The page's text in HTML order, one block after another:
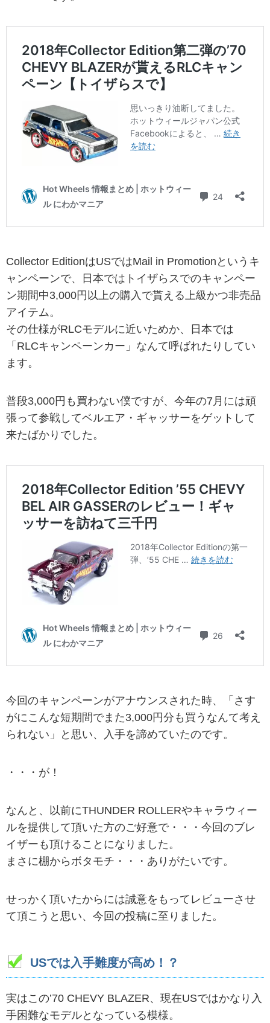
Collector EditionはUSではMail in Promotionというキ
ャンペーンで、日本ではトイザらスでのキャンペー
ン期間中3,000円以上の購入で貰える上級かつ非売品
アイテム。
その仕様がRLCモデルに近いためか、日本では
「RLCキャンペーンカー」なんて呼ばれたりしてい
ます。
普段3,000円も買わない僕ですが、今年の7月には頑
張って参戦してベルエア・ギャッサーをゲットして
来たばかりでした。
今回のキャンペーンがアナウンスされた時、「さす
がにこんな短期間でまた3,000円分も買うなんて考え
られない」と思い、入手を諦めていたのです。
・・・が！
なんと、以前にTHUNDER ROLLERやキャラウィー
ルを提供して頂いた方のご好意で・・・今回のブレ
イザーも頂けることになりました。
まさに棚からボタモチ・・・ありがたいです。
せっかく頂いたからには誠意をもってレビューさせ
て頂こうと思い、今回の投稿に至りました。
USでは入手難度が高め！？
実はこの’70 CHEVY BLAZER、現在USではかなり入
手困難なモデルとなっている模様。